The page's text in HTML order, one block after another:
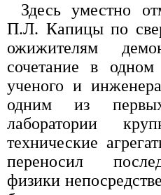
Здесь уместно
П.Л. Капицы по
ожижителям
сочетание в одном
ученого и
одним из
лаборатории
технические
переносил
физики